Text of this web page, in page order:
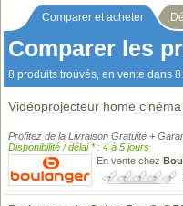
Comparer et acheter
Comparer les
8 produits trouvés, en vente dans
Vidéoprojecteur home
Profitez de la Livraison Gratuite +
Disponibilité / délai * : 4 à 5 jours
En vente chez